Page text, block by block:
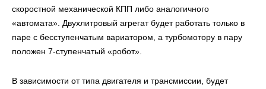
скоростной механической КПП либо аналогичного
«автомата». Двухлитровый агрегат будет работать только в
паре с бесступенчатым вариатором, а турбомотору в пару
положен 7-ступенчатый «робот».
В зависимости от типа двигателя и трансмиссии, будет